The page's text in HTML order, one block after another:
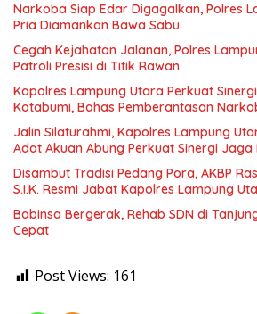
Narkoba Siap Edar Digagalkan, Polres
Pria Diamankan Bawa Sabu
Cegah Kejahatan Jalanan, Polres
Patroli Presisi di Titik Rawan
Kapolres Lampung Utara Perkuat
Kotabumi, Bahas Pemberantasan
Jalin Silaturahmi, Kapolres Lampung
Adat Akuan Abung Perkuat Sinergi
Disambut Tradisi Pedang Pora, AKBP
S.I.K. Resmi Jabat Kapolres Lampung
Babinsa Bergerak, Rehab SDN di
Cepat
Post Views: 161